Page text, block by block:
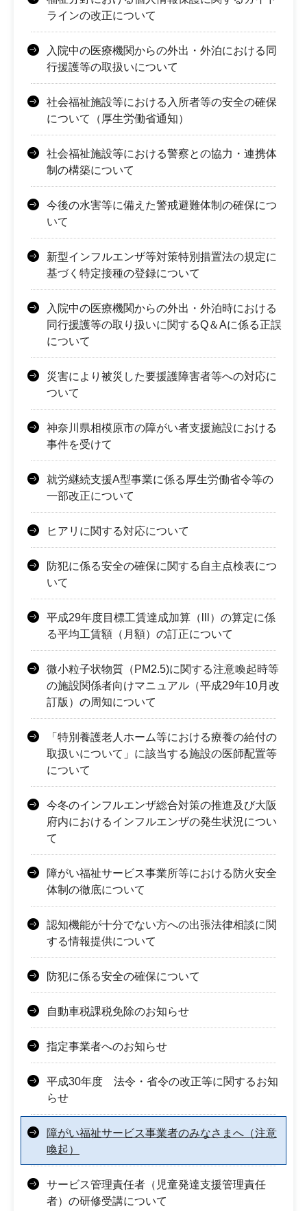
ラインの改正について
入院中の医療機関からの外出・外泊における同
行援護等の取扱いについて
社会福祉施設等における入所者等の安全の確保
について（厚生労働省通知）
社会福祉施設等における警察との協力・連携体
制の構築について
今後の水害等に備えた警戒避難体制の確保につ
いて
新型インフルエンザ等対策特別措置法の規定に
基づく特定接種の登録について
入院中の医療機関からの外出・外泊時における
同行援護等の取り扱いに関するQ＆Aに係る正誤
について
災害により被災した要援護障害者等への対応に
ついて
神奈川県相模原市の障がい者支援施設における
事件を受けて
就労継続支援A型事業に係る厚生労働省令等の
一部改正について
ヒアリに関する対応について
防犯に係る安全の確保に関する自主点検表につ
いて
平成29年度目標工賃達成加算（lll）の算定に係
る平均工賃額（月額）の訂正について
微小粒子状物質（PM2.5)に関する注意喚起時等
の施設関係者向けマニュアル（平成29年10月改
訂版）の周知について
「特別養護老人ホーム等における療養の給付の
取扱いについて」に該当する施設の医師配置等
について
今冬のインフルエンザ総合対策の推進及び大阪
府内におけるインフルエンザの発生状況につい
て
障がい福祉サービス事業所等における防火安全
体制の徹底について
認知機能が十分でない方への出張法律相談に関
する情報提供について
防犯に係る安全の確保について
自動車税課税免除のお知らせ
指定事業者へのお知らせ
平成30年度 法令・省令の改正等に関するお知
らせ
障がい福祉サービス事業者のみなさまへ（注意
喚起）
サービス管理責任者（児童発達支援管理責任
者）の研修受講について